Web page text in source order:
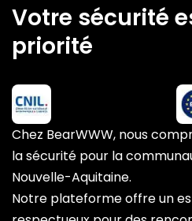
Votre sécurité
priorité
Chez BearWWW, nous
la sécurité pour la
Nouvelle-Aquitaine.
Notre plateforme offre un